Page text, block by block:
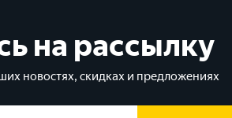
на рассылку
новостях, скидках и предложениях